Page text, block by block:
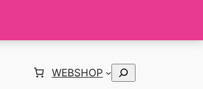
WEBSHOP
Zoeken